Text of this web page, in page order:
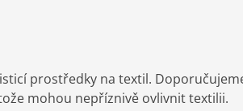
prostředky na textil.
mohou nepříznivě ovlivnit textilii.